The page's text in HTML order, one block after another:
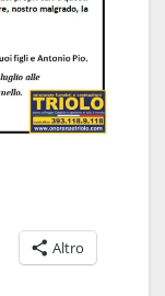
Altro